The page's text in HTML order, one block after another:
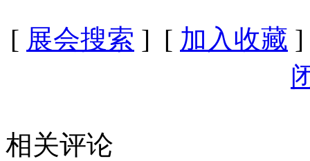
[ 展会搜索 ] [ 加入收藏
相关评论